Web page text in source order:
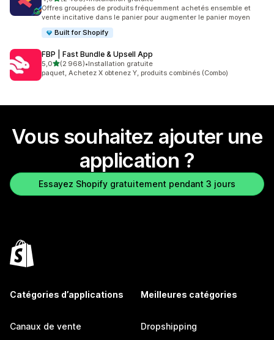
2486 avis au total
Offres groupées de produits fréquemment achetés ensemble et
vente incitative dans le panier pour augmenter le panier moyen
Built for Shopify
FBP | Fast Bundle & Upsell App
5,0étoile(s) sur 5
(2 968)
2968 avis au total
•Installation gratuite
paquet, Achetez X obtenez Y, produits combinés (Combo)
Vous souhaitez ajouter une
application ?
Essayez Shopify gratuitement pendant 3 jours
Catégories d’applications
Canaux de vente
Meilleures catégories
Dropshipping